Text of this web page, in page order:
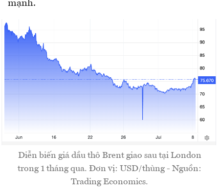
mạnh.
Diễn biến giá dầu thô Brent giao sau tại London
trong 1 tháng qua. Đơn vị: USD/thùng - Nguồn:
Trading Economics.